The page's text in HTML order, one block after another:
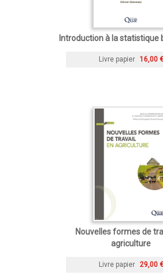
Introduction à la statistique
Livre papier 16,00 €
Nouvelles formes de
agriculture
Livre papier 29,00 €